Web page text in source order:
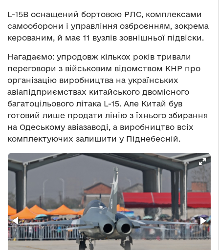
L-15B оснащений бортовою РЛС, комплексами
самооборони і управління озброєнням, зокрема
керованим, й має 11 вузлів зовнішньої підвіски.
Нагадаємо: упродовж кількох років тривали
переговори з військовим відомством КНР про
організацію виробництва на українських
авіапідприємствах китайського двомісного
багатоцільового літака L-15. Але Китай був
готовий лише продати лінію з їхнього збирання
на Одеському авіазаводі, а виробництво всіх
комплектуючих залишити у Піднебесній.